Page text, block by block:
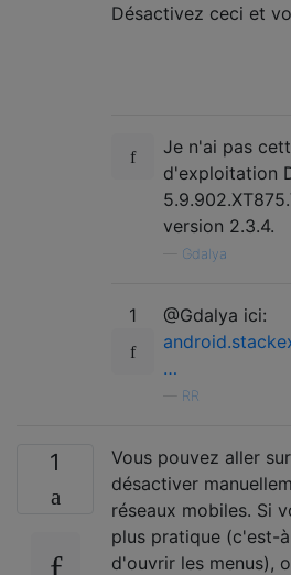
Désactivez ceci et
Je n'ai pas
d'exploitation
version 2.3.4.
Gdalya
1
@Gdalya ici:
…
RR
1
Vous pouvez aller
désactiver
réseaux mobiles. Si
plus pratique (c'est-
d'ouvrir les menus),